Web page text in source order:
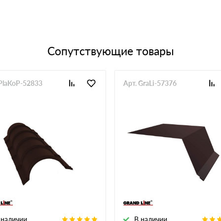
Сопутствующие товары
52833
В наличии
Арт. GraLi-57376